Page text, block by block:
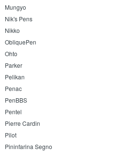
Mungyo
Nik's Pens
Nikko
ObliquePen
Ohto
Parker
Pelikan
Penac
PenBBS
Pentel
Pierre Cardin
Pilot
Pininfarina Segno